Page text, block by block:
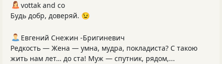
vottak and co
Будь добр, доверяй. 😉
Евгений Снежин -Бригиневич
Редкость — Жена — умна, мудра, покладиста? С такою
жить нам лет… до ста! Муж — спутник, рядом,...